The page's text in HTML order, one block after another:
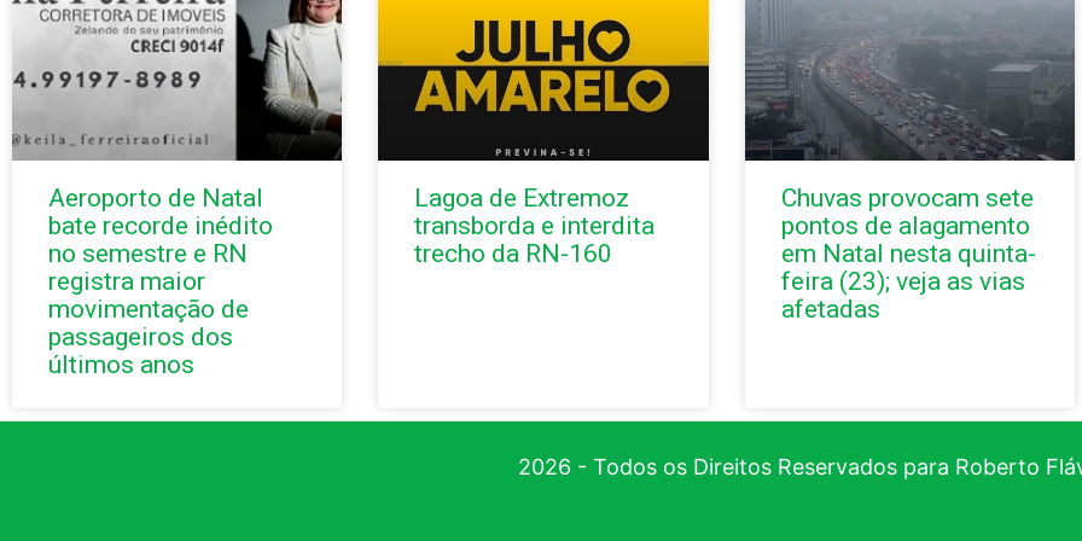
Aeroporto de Natal
bate recorde inédito
no semestre e RN
registra maior
movimentação de
passageiros dos
últimos anos
Lagoa de Extremoz
transborda e interdita
trecho da RN-160
Chuvas provocam sete
pontos de alagamento
em Natal nesta quinta-
feira (23); veja as vias
afetadas
2026 - Todos os Direitos Reservados para Roberto